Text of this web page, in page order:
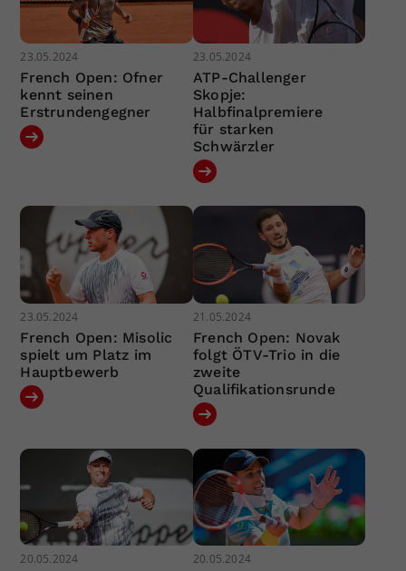
23.05.2024
French Open: Ofner
kennt seinen
Erstrundengegner
23.05.2024
ATP-Challenger
Skopje:
Halbfinalpremiere
für starken
Schwärzler
23.05.2024
French Open: Misolic
spielt um Platz im
Hauptbewerb
21.05.2024
French Open: Novak
folgt ÖTV-Trio in die
zweite
Qualifikationsrunde
20.05.2024 20.05.2024